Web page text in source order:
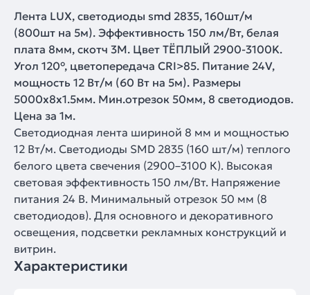
Лента LUX, светодиоды smd 2835, 160шт/м
(800шт на 5м). Эффективность 150 лм/Вт, белая
плата 8мм, скотч 3М. Цвет ТЁПЛЫЙ 2900-3100K.
Угол 120°, цветопередача CRI>85. Питание 24V,
мощность 12 Вт/м (60 Вт на 5м). Размеры
5000х8х1.5мм. Мин.отрезок 50мм, 8 светодиодов.
Цена за 1м.
Светодиодная лента шириной 8 мм и мощностью
12 Вт/м. Светодиоды SMD 2835 (160 шт/м) теплого
белого цвета свечения (2900–3100 К). Высокая
световая эффективность 150 лм/Вт. Напряжение
питания 24 В. Минимальный отрезок 50 мм (8
светодиодов). Для основного и декоративного
освещения, подсветки рекламных конструкций и
витрин.
Характеристики